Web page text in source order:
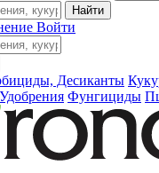
Найти
Войти
Десиканты
Удобрения Фунгициды